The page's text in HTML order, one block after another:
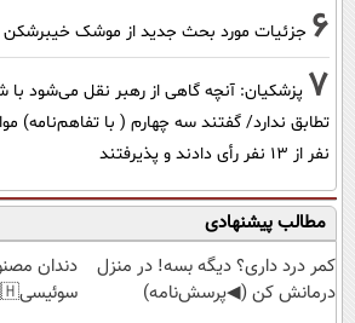
6 جزئیات مورد بحث جدید از موشک
7 پزشکیان‌: آنچه گاهی از رهبر نقل می‌شود
نفر از 13 نفر رأی دادند و پذیرفتند
مطالب پیشنهادی
کمر درد داری؟ دیگه بسه! در منزل
درمانش کن (◀پرسش‌نامه)
دندان
سوئیسی🇨🇭